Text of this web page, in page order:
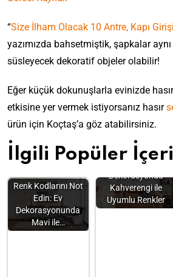
“Size İlham Olacak 10 Antre, Kapı
yazımızda bahsetmiştik, şapkalar
süsleyecek dekoratif objeler olabilir!
Eğer küçük dokunuşlarla evinizde
etkisine yer vermek istiyorsanız hasır
ürün için Koçtaş’a göz atabilirsiniz.
İlgili Popüler
Renk Kodlarını Not
Edin: Ev
Dekorasyonunda
Mavi ile…
Dekorasyonda
Kahverengi ile
Uyumlu Renkler